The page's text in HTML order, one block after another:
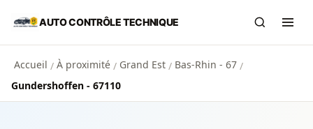
Aller au contenu principal
AUTO CONTRÔLE TECHNIQUE
Accueil / À proximité / Grand Est / Bas-Rhin - 67 /
Gundershoffen - 67110